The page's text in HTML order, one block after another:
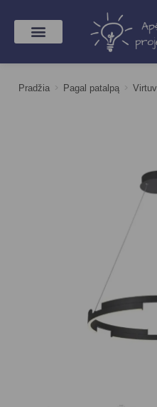
Pradžia > Pagal patalpą >